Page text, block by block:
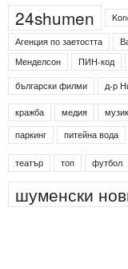
24shumen
Агенция по заетостта
Менделсон
ПИН-код
български филми
д-р
кражба медия
паркинг питейна вода
театър топ футбол
шуменски